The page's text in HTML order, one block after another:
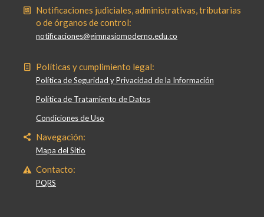
Notificaciones judiciales, administrativas, tributarias
o de órganos de control:
notificaciones@gimnasiomoderno.edu.co
Políticas y cumplimiento legal:
Política de Seguridad y Privacidad de la Información
Política de Tratamiento de Datos
Condiciones de Uso
Navegación:
Mapa del Sitio
Contacto:
PQRS